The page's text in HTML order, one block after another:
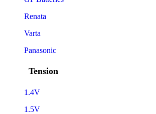
Renata
Varta
Panasonic
Tension
1.4V
1.5V